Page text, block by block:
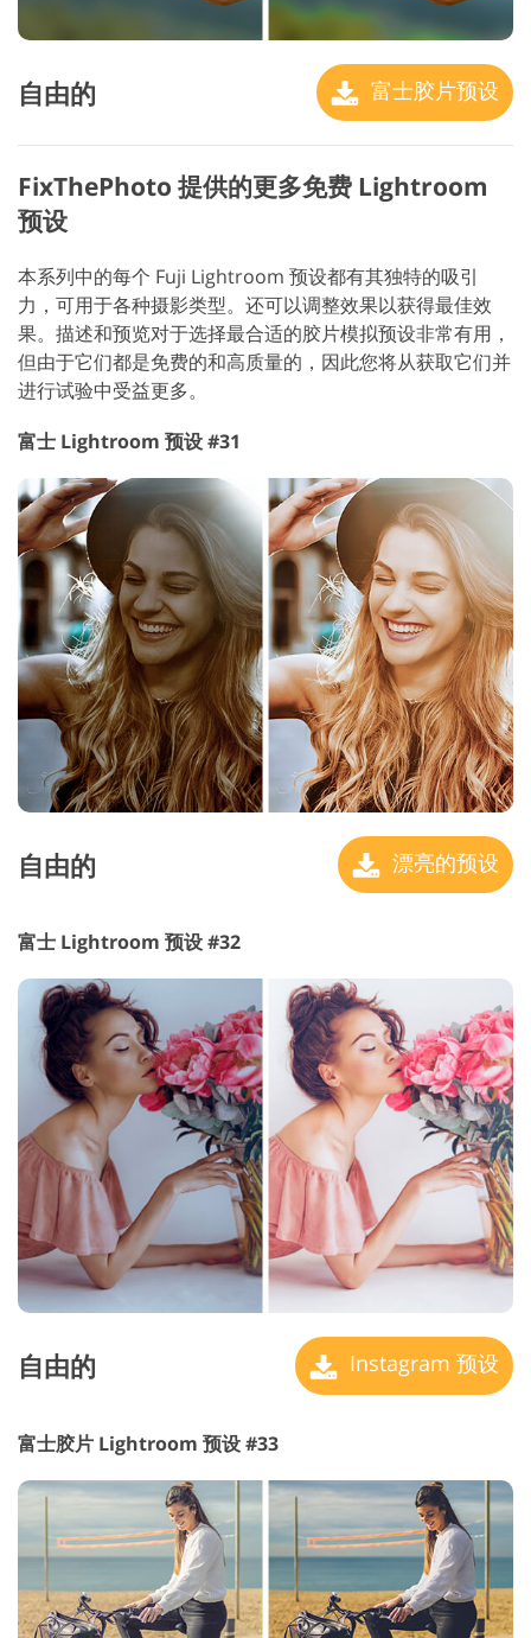
自由的 富士胶片预设
FixThePhoto 提供的更多免费 Lightroom
预设
本系列中的每个 Fuji Lightroom 预设都有其独特的吸引
力，可用于各种摄影类型。还可以调整效果以获得最佳效
果。描述和预览对于选择最合适的胶片模拟预设非常有用，
但由于它们都是免费的和高质量的，因此您将从获取它们并
进行试验中受益更多。
富士 Lightroom 预设 #31
自由的 漂亮的预设
富士 Lightroom 预设 #32
自由的 Instagram 预设
富士胶片 Lightroom 预设 #33